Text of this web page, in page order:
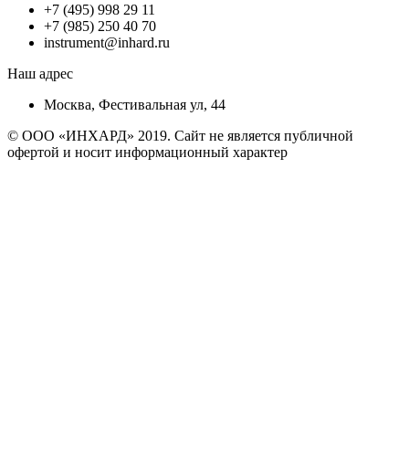
+7 (495) 998 29 11
+7 (985) 250 40 70
instrument@inhard.ru
Наш адрес
Москва, Фестивальная ул, 44
© ООО «ИНХАРД» 2019. Сайт не является публичной
офертой и носит информационный характер